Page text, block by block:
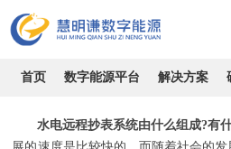
首页 数字能源平台 解决方案
水电远程抄表系统由什么
时间：2026-08-08 浏览：
水电远程抄表系统由什么组成?有